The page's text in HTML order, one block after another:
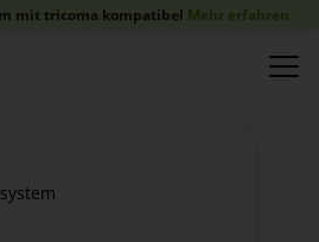
mit tricoma kompatibel Mehr erfahren